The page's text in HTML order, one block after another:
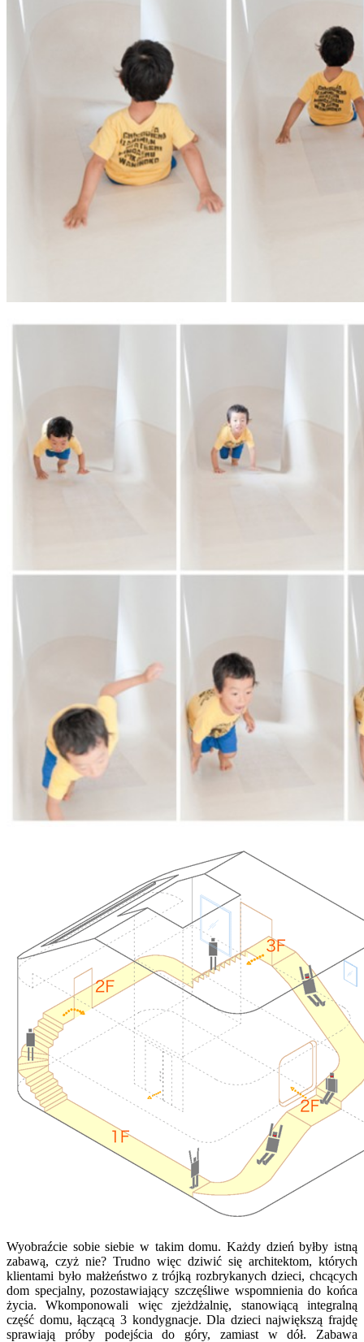
Wyobraźcie sobie siebie w takim domu. Każdy dzień byłby istną
zabawą, czyż nie? Trudno więc dziwić się architektom, których
klientami było małżeństwo z trójką rozbrykanych dzieci, chcących
dom specjalny, pozostawiający szczęśliwe wspomnienia do końca
życia. Wkomponowali więc zjeżdżalnię, stanowiącą integralną
część domu, łączącą 3 kondygnacje. Dla dzieci największą frajdę
sprawiają próby podejścia do góry, zamiast w dół. Zabawa